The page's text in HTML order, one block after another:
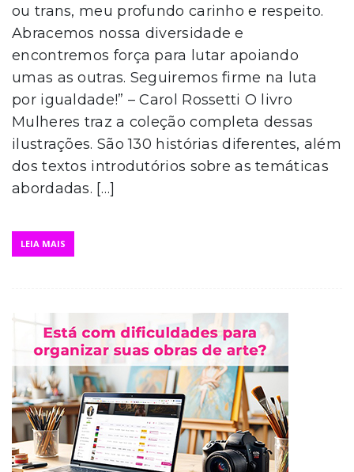
ou trans, meu profundo carinho e respeito.
Abracemos nossa diversidade e
encontremos força para lutar apoiando
umas as outras. Seguiremos firme na luta
por igualdade!” – Carol Rossetti O livro
Mulheres traz a coleção completa dessas
ilustrações. São 130 histórias diferentes, além
dos textos introdutórios sobre as temáticas
abordadas. […]
LEIA MAIS